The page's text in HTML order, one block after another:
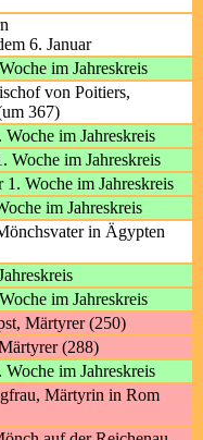
6. Januar
im Jahreskreis
von Poitiers,
367)
Woche im Jahreskreis
Woche im Jahreskreis
1. Woche im Jahreskreis
im Jahreskreis
in Ägypten
im Jahreskreis
Märtyrer (250)
(288)
Woche im Jahreskreis
Märtyrin in Rom